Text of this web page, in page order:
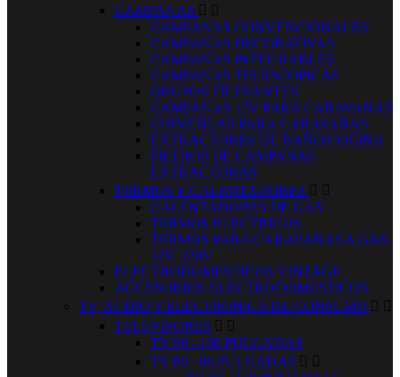
CAMPANAS  
CAMPANAS CONVENCIONALES
CAMPANAS DECORATIVAS
CAMPANAS INTEGRABLES
CAMPANAS TELESCOPICAS
GRUPOS FILTRANTES
CAMPANAS 12V PARA CARAVANAS
CHIMENEAS PARA CARAVANAS
EXTRACTORES DE BAÑO/COCINA
FILTROS DE CAMPANAS
EXTRACTORAS
TERMOS Y CALENTADORES  
CALENTADORES DE GAS
TERMOS ELECTRICOS
TERMOS PARA CARAVANAS A GAS,
12V, 220V
ELECTRODOMESTICOS VINTAGE
ACCESORIOS ELECTRODOMESTICOS
TV, AUDIO Y ELECTRONICA DE CONSUMO  
TELEVISORES  
TV 98 - 100 PULGADAS
TV 80 - 86 PULGADAS  